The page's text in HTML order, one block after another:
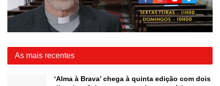
As mais recentes
‘Alma à Brava’ chega à quinta edição com dois